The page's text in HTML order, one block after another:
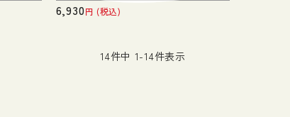
6,930 税込
14件中 1-14件表示